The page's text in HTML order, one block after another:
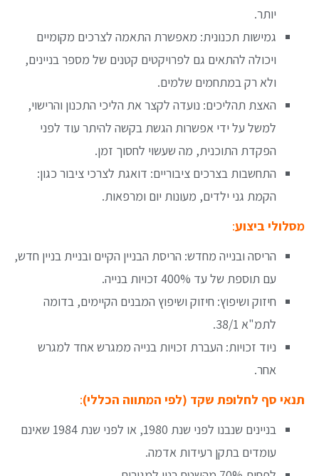
יותר.
גמישות תכנונית: מאפשרת התאמה לצרכים מקומיים
ויכולה להתאים גם לפרויקטים קטנים של מספר בניינים,
ולא רק במתחמים שלמים.
האצת תהליכים: נועדה לקצר את הליכי התכנון והרישוי,
למשל על ידי אפשרות הגשת בקשה להיתר עוד לפני
הפקדת התוכנית, מה שעשוי לחסוך זמן.
התחשבות בצרכים ציבוריים: דואגת לצרכי ציבור כגון:
הקמת גני ילדים, מעונות יום ומרפאות.
מסלולי ביצוע:
הריסה ובנייה מחדש: הריסת הבניין הקיים ובניית בניין חדש,
עם תוספת של עד 400% זכויות בנייה.
חיזוק ושיפוץ: חיזוק ושיפוץ המבנים הקיימים, בדומה
לתמ"א 38/1.
ניוד זכויות: העברת זכויות בנייה ממגרש אחד למגרש
אחר.
תנאי סף לחלופת שקד (לפי המתווה הכללי):
בניינים שנבנו לפני שנת 1980, או לפני שנת 1984 שאינם
עומדים בתקן רעידות אדמה.